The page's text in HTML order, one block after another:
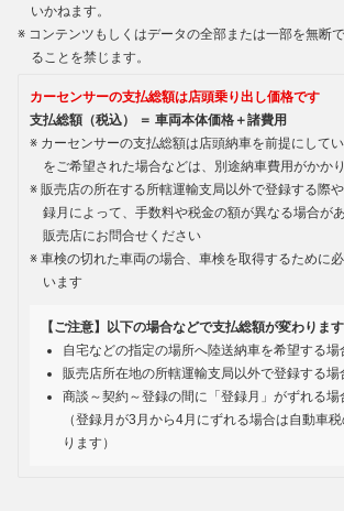
いかねます。
コンテンツもしくはデータの全部または一部を無断
ることを禁じます。
カーセンサーの支払総額は店頭乗り出し価格です
支払総額（税込） ＝ 車両本体価格＋諸費用
カーセンサーの支払総額は店頭納車を前提にして
をご希望された場合などは、別途納車費用がかか
販売店の所在する所轄運輸支局以外で登録する際
録月によって、手数料や税金の額が異なる場合が
販売店にお問合せください
車検の切れた車両の場合、車検を取得するために
います
【ご注意】以下の場合などで支払総額が変わります
自宅などの指定の場所へ陸送納車を希望する場
販売店所在地の所轄運輸支局以外で登録する場
商談～契約～登録の間に「登録月」がずれる場
（登録月が3月から4月にずれる場合は自動車
ります）